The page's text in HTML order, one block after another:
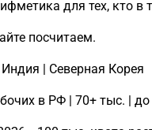
для тех, кто в
посчитаем.
| Северная Корея
в РФ | 70+ тыс. |